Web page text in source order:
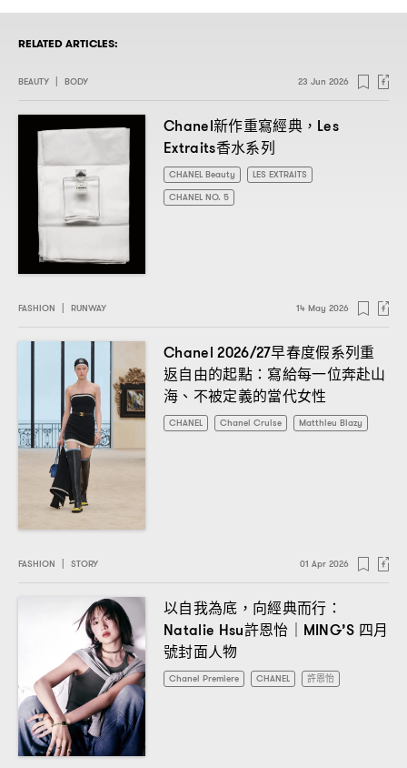
RELATED ARTICLES:
BEAUTY BODY 23 Jun 2026
Chanel新作重寫經典，Les
Extraits香水系列
CHANEL Beauty
LES EXTRAITS
CHANEL NO. 5
FASHION RUNWAY 14 May 2026
Chanel 2026/27早春度假系列重
返自由的起點： 寫給每一位奔赴山
海、不被定義的當代女性
CHANEL Chanel Cruise Matthieu Blazy
FASHION | STORY 01 Apr 2026
以自我為底 ， 向經典而行 ：
Natalie Hsu許恩怡 ｜MING’S 四月
號封面人物
Chanel Premiere CHANEL 許恩怡